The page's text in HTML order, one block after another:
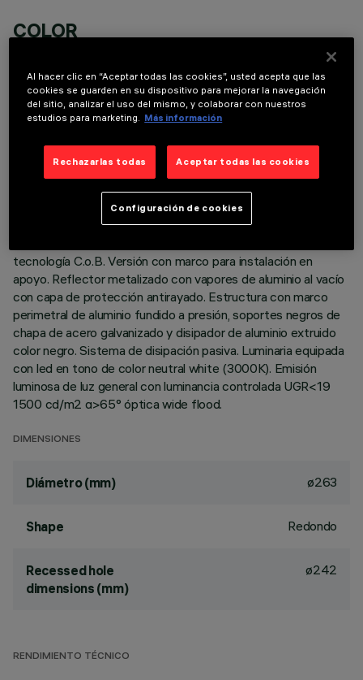
COLOR
DATOS TÉCNICOS
tecnología C.o.B. Versión con marco para instalación en
apoyo. Reflector metalizado con vapores de aluminio al vacío
con capa de protección antirayado. Estructura con marco
perimetral de aluminio fundido a presión, soportes negros de
chapa de acero galvanizado y disipador de aluminio extruido
color negro. Sistema de disipación pasiva. Luminaria equipada
con led en tono de color neutral white (3000K). Emisión
luminosa de luz general con luminancia controlada UGR<19
1500 cd/m2 α>65° óptica wide flood.
DIMENSIONES
Diámetro (mm) ø263
Shape Redondo
Recessed hole
dimensions (mm)
ø242
RENDIMIENTO TÉCNICO
Al hacer clic en “Aceptar todas las cookies”, usted acepta que las
cookies se guarden en su dispositivo para mejorar la navegación
del sitio, analizar el uso del mismo, y colaborar con nuestros
estudios para marketing.
Más información
Rechazarlas todas Aceptar todas las cookies
Configuración de cookies